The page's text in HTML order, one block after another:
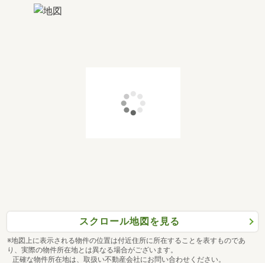
スクロール地図を見る
※地図上に表示される物件の位置は付近住所に所在することを表すものであ
り、実際の物件所在地とは異なる場合がございます。
正確な物件所在地は、取扱い不動産会社にお問い合わせください。